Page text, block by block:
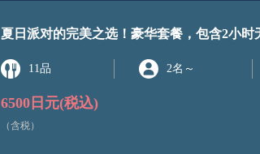
夏日派对的完美之选！豪华套餐，包含2小
11品 2名 ～
6500日元(税込)
（含税）